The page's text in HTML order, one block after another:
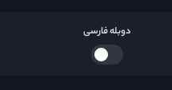
دوبله فارسی